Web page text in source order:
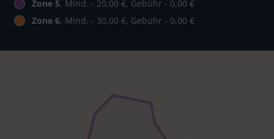
Zone 5, Mind. - 20,00 €, Gebühr - 0,00 €
Zone 6, Mind. - 30,00 €, Gebühr - 0,00 €